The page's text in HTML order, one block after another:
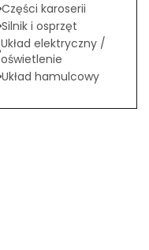
Części karoserii
Silnik i osprzęt
Układ elektryczny /
oświetlenie
Układ hamulcowy